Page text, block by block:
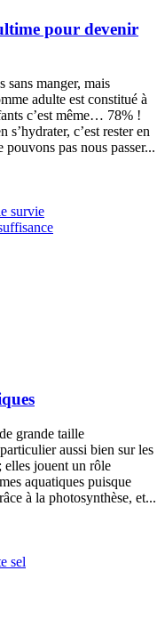
pour devenir
sans manger, mais
adulte est constitué à
c’est même… 78% !
s’hydrater, c’est rester en
pouvons pas nous passer...
survie
grande taille
aussi bien sur les
elles jouent un rôle
aquatiques puisque
à la photosynthèse, et...
sel